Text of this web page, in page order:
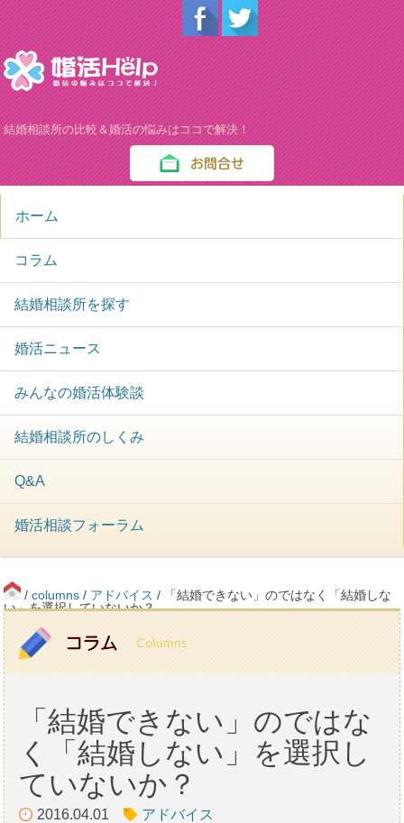
結婚相談所の比較＆婚活の悩みはココで解決！
ホーム
コラム
結婚相談所を探す
婚活ニュース
みんなの婚活体験談
結婚相談所のしくみ
Q&A
婚活相談フォーラム
/columns / アドバイス / 「結婚できない」のではなく「結婚しな
い」を選択していないか？
「結婚できない」のではな
く「結婚しない」を選択し
ていないか？
2016.04.01 アドバイス